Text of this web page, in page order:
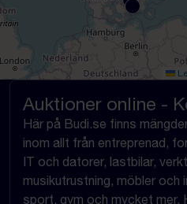
Auktioner online -
Här på Budi.se finns
inom allt från entreprenad,
IT och datorer, lastbilar,
musikutrustning, möbler och
sport, gym och mycket mer.